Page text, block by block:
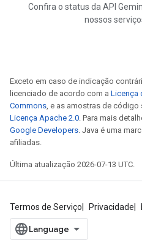
Confira o status da API
nossos
Exceto em caso de indicação
licenciado de acordo com a Licença
Commons , e as amostras de
Licença Apache 2.0 . Para mais
Google Developers . Java é uma
afiliadas.
Última atualização 2026-07-13 UTC.
Termos de Serviço Privacidade